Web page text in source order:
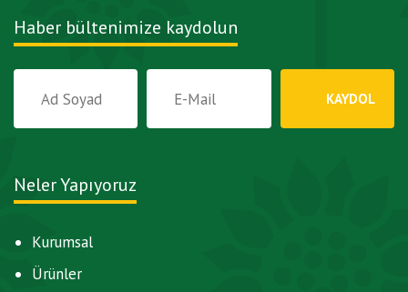
Haber bültenimize kaydolun
Neler Yapıyoruz
Kurumsal
Ürünler